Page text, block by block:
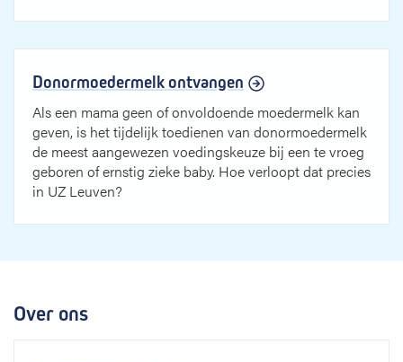
Donormoedermelk ontvangen
Als een mama geen of onvoldoende moedermelk kan
geven, is het tijdelijk toedienen van donormoedermelk
de meest aangewezen voedingskeuze bij een te vroeg
geboren of ernstig zieke baby. Hoe verloopt dat precies
in UZ Leuven?
Over ons